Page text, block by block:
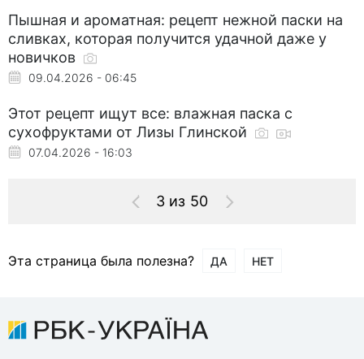
Пышная и ароматная: рецепт нежной паски на
сливках, которая получится удачной даже у
новичков
09.04.2026 - 06:45
Этот рецепт ищут все: влажная паска с
сухофруктами от Лизы Глинской
07.04.2026 - 16:03
3 из 50
Эта страница была полезна? ДА НЕТ